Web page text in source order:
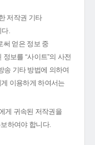
저작권 기타
.
써 얻은 정보 중
보를 “사이트”의 사전
송 기타 방법에 의하여
이용하게 하여서는
게 귀속된 저작권을
하여야 합니다.